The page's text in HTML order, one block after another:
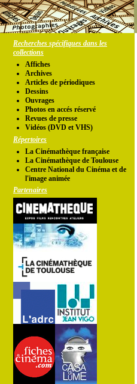
Recherches spécifiques dans les
collections
Affiches
Archives
Articles de périodiques
Dessins
Ouvrages
Photos en accés réservé
Revues de presse
Vidéos (DVD et VHS)
Répertoires
La Cinémathèque française
La Cinémathèque de Toulouse
Centre National du Cinéma et de
l'image animée
Partenaires